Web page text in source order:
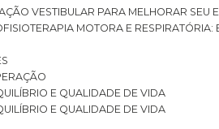
VESTIBULAR PARA MELHORAR SEU
FISIOTERAPIA MOTORA E
E QUALIDADE DE VIDA
E QUALIDADE DE VIDA